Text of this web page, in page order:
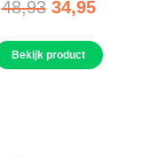
48,93 34,95
Bekijk product